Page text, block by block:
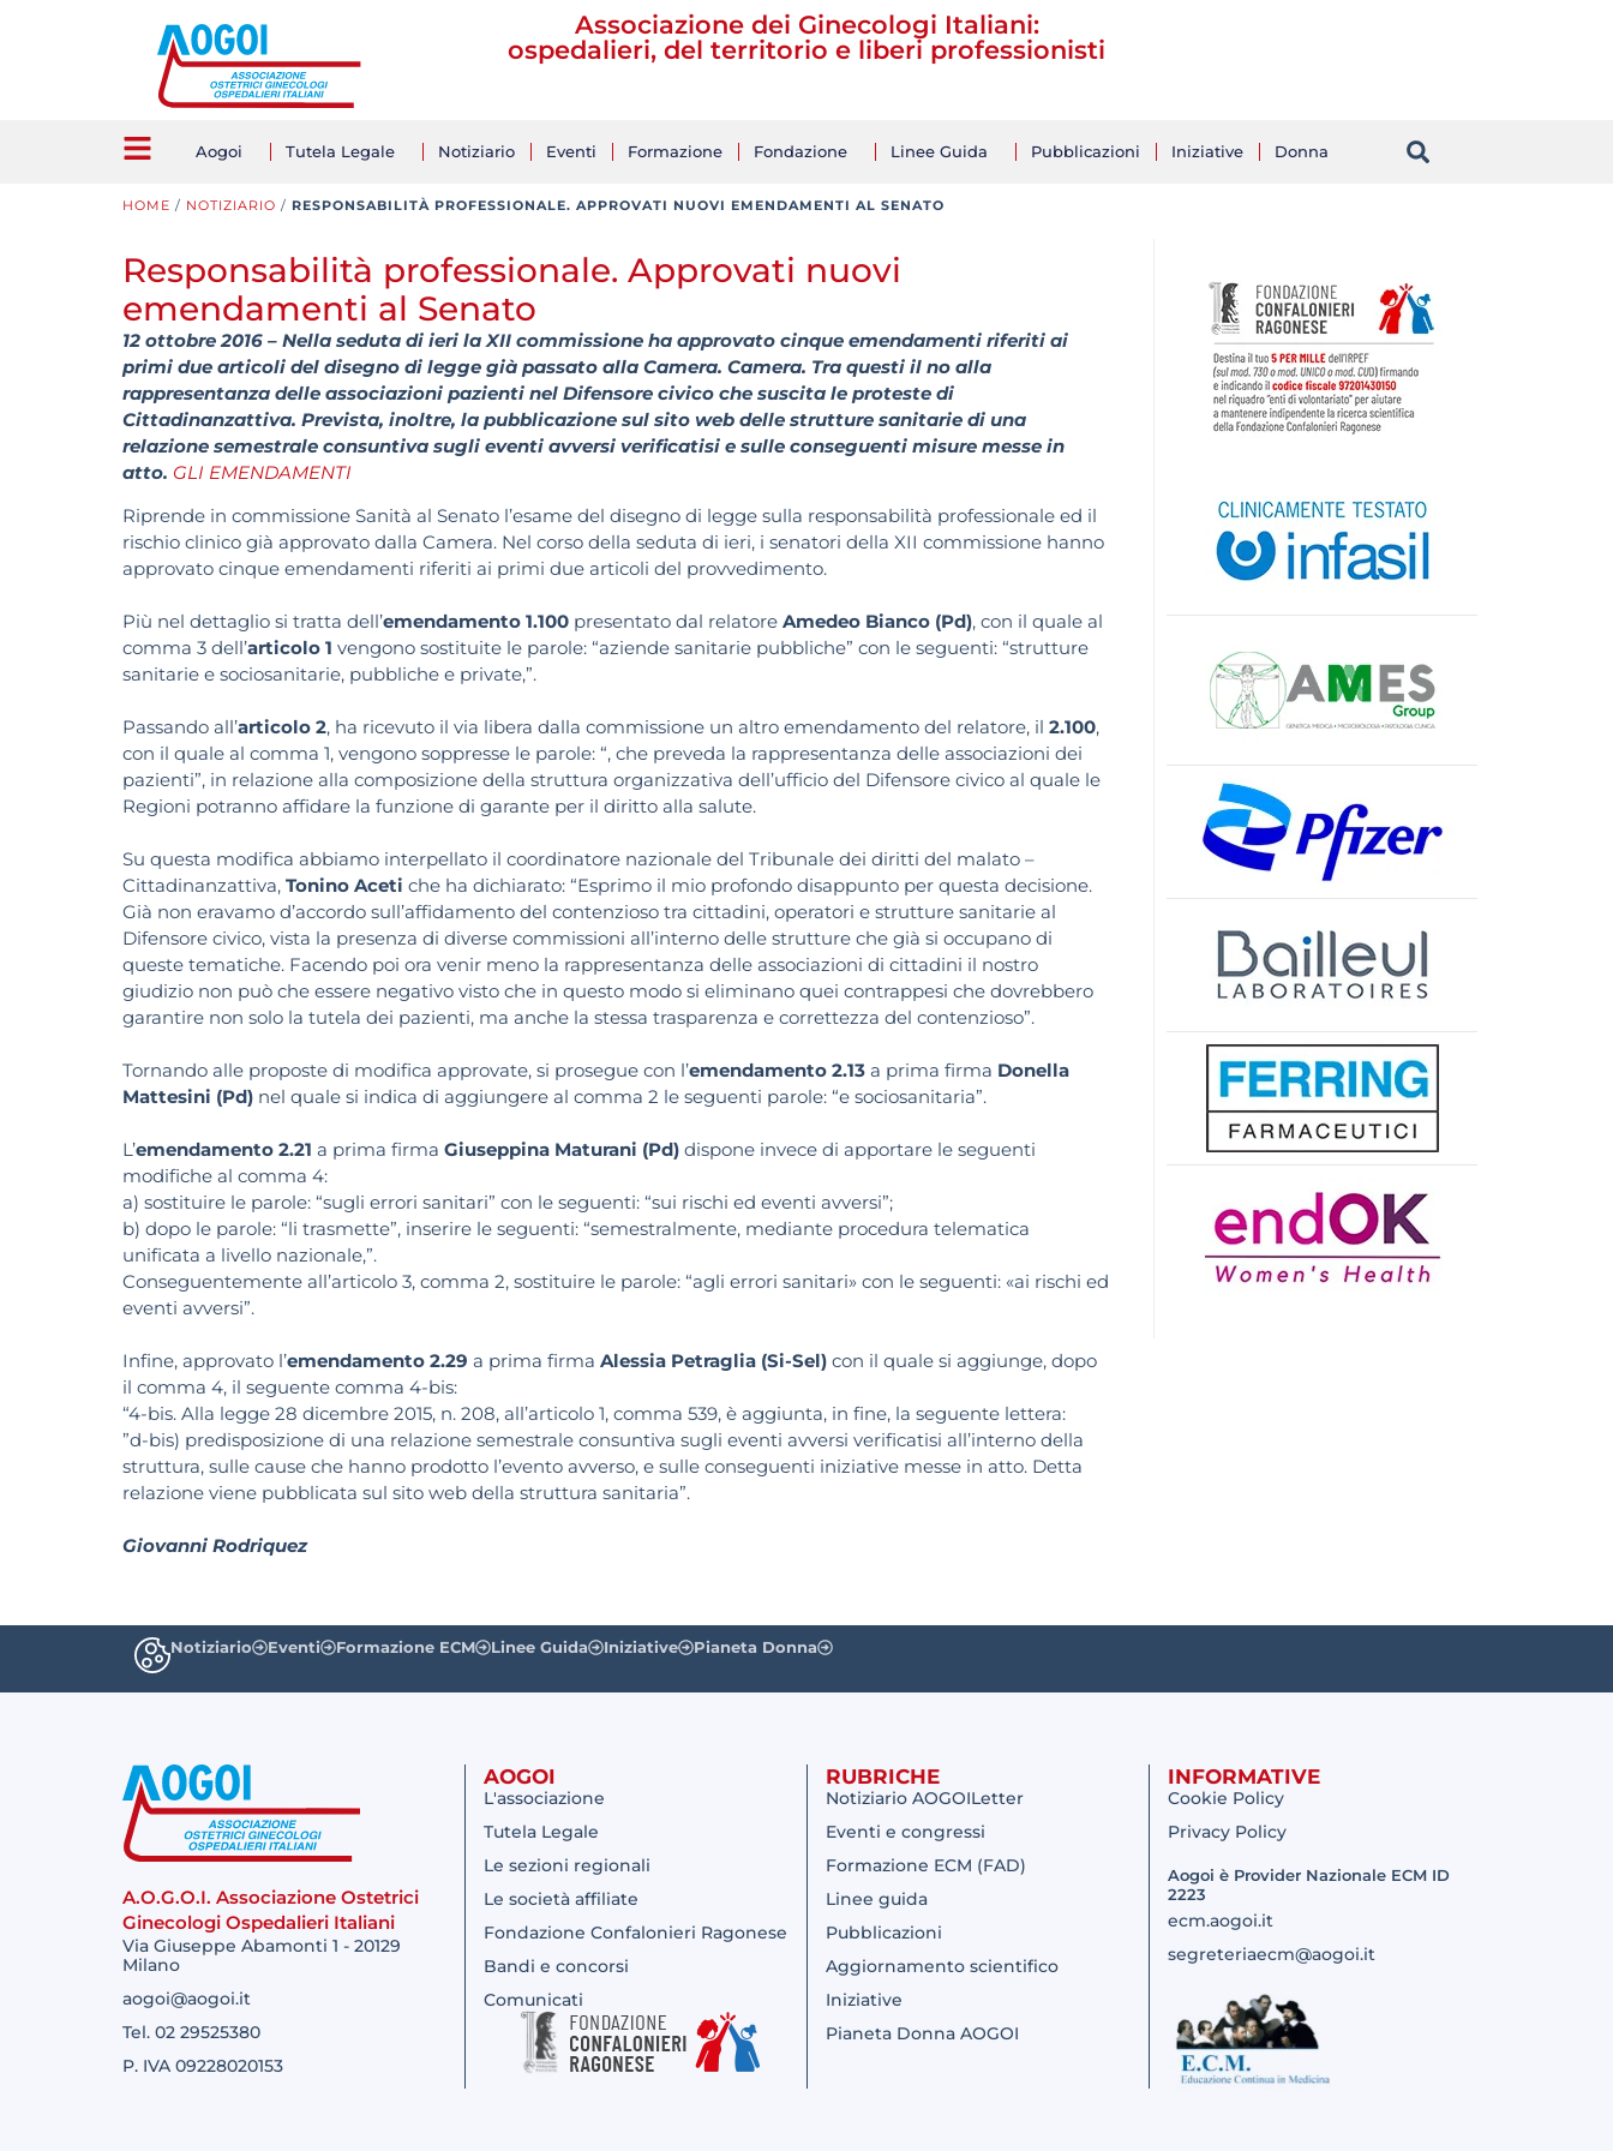
Associazione dei Ginecologi Italiani:
ospedalieri, del territorio e liberi professionisti
Aogoi Tutela Legale Notiziario Eventi Formazione Fondazione Linee Guida Pubblicazioni Iniziative Donna
HOME / NOTIZIARIO / RESPONSABILITÀ PROFESSIONALE. APPROVATI NUOVI EMENDAMENTI AL SENATO
Responsabilità professionale. Approvati nuovi
emendamenti al Senato
12 ottobre 2016 – Nella seduta di ieri la XII commissione ha approvato cinque emendamenti riferiti ai
primi due articoli del disegno di legge già passato alla Camera. Camera. Tra questi il no alla
rappresentanza delle associazioni pazienti nel Difensore civico che suscita le proteste di
Cittadinanzattiva. Prevista, inoltre, la pubblicazione sul sito web delle strutture sanitarie di una
relazione semestrale consuntiva sugli eventi avversi verificatisi e sulle conseguenti misure messe in
atto. GLI EMENDAMENTI
Riprende in commissione Sanità al Senato l’esame del disegno di legge sulla responsabilità professionale ed il
rischio clinico già approvato dalla Camera. Nel corso della seduta di ieri, i senatori della XII commissione hanno
approvato cinque emendamenti riferiti ai primi due articoli del provvedimento.
Più nel dettaglio si tratta dell’emendamento 1.100 presentato dal relatore Amedeo Bianco (Pd), con il quale al
comma 3 dell’articolo 1 vengono sostituite le parole: “aziende sanitarie pubbliche” con le seguenti: “strutture
sanitarie e sociosanitarie, pubbliche e private,”.
Passando all’articolo 2, ha ricevuto il via libera dalla commissione un altro emendamento del relatore, il 2.100,
con il quale al comma 1, vengono soppresse le parole: “, che preveda la rappresentanza delle associazioni dei
pazienti”, in relazione alla composizione della struttura organizzativa dell’ufficio del Difensore civico al quale le
Regioni potranno affidare la funzione di garante per il diritto alla salute.
Su questa modifica abbiamo interpellato il coordinatore nazionale del Tribunale dei diritti del malato –
Cittadinanzattiva, Tonino Aceti che ha dichiarato: “Esprimo il mio profondo disappunto per questa decisione.
Già non eravamo d’accordo sull’affidamento del contenzioso tra cittadini, operatori e strutture sanitarie al
Difensore civico, vista la presenza di diverse commissioni all’interno delle strutture che già si occupano di
queste tematiche. Facendo poi ora venir meno la rappresentanza delle associazioni di cittadini il nostro
giudizio non può che essere negativo visto che in questo modo si eliminano quei contrappesi che dovrebbero
garantire non solo la tutela dei pazienti, ma anche la stessa trasparenza e correttezza del contenzioso”.
Tornando alle proposte di modifica approvate, si prosegue con l’emendamento 2.13 a prima firma Donella
Mattesini (Pd) nel quale si indica di aggiungere al comma 2 le seguenti parole: “e sociosanitaria”.
L’emendamento 2.21 a prima firma Giuseppina Maturani (Pd) dispone invece di apportare le seguenti
modifiche al comma 4:
a) sostituire le parole: “sugli errori sanitari” con le seguenti: “sui rischi ed eventi avversi”;
b) dopo le parole: “li trasmette”, inserire le seguenti: “semestralmente, mediante procedura telematica
unificata a livello nazionale,”.
Conseguentemente all’articolo 3, comma 2, sostituire le parole: “agli errori sanitari» con le seguenti: «ai rischi ed
eventi avversi”.
Infine, approvato l’emendamento 2.29 a prima firma Alessia Petraglia (Si-Sel) con il quale si aggiunge, dopo
il comma 4, il seguente comma 4-bis:
“4-bis. Alla legge 28 dicembre 2015, n. 208, all’articolo 1, comma 539, è aggiunta, in fine, la seguente lettera:
”d-bis) predisposizione di una relazione semestrale consuntiva sugli eventi avversi verificatisi all’interno della
struttura, sulle cause che hanno prodotto l’evento avverso, e sulle conseguenti iniziative messe in atto. Detta
relazione viene pubblicata sul sito web della struttura sanitaria”.
Giovanni Rodriquez
Notiziario Eventi Formazione ECM Linee Guida Iniziative Pianeta Donna
A.O.G.O.I. Associazione Ostetrici
Ginecologi Ospedalieri Italiani
Via Giuseppe Abamonti 1 - 20129
Milano
aogoi@aogoi.it
Tel. 02 29525380
P. IVA 09228020153
AOGOI
L'associazione
Tutela Legale
Le sezioni regionali
Le società affiliate
Fondazione Confalonieri Ragonese
Bandi e concorsi
Comunicati
RUBRICHE
Notiziario AOGOILetter
Eventi e congressi
Formazione ECM (FAD)
Linee guida
Pubblicazioni
Aggiornamento scientifico
Iniziative
Pianeta Donna AOGOI
INFORMATIVE
Cookie Policy
Privacy Policy
Aogoi è Provider Nazionale ECM ID
2223
ecm.aogoi.it
segreteriaecm@aogoi.it